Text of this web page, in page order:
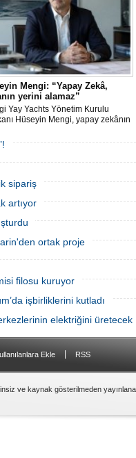
Mengi: “Yapay Zekâ,
yerini alamaz”
Yay Yachts Yönetim Kurulu
Hüseyin Mengi, yapay zekânın
üretim sürecini, mega yat
değişimi ve hibrit tahrik
ekonomisini CNN Türk'te
sipariş
artıyor
ortak proje
filosu kuruyor
işbirliklerini kutladı
elektriğini üretecek
Ekle RSS
ve kaynak gösterilmeden